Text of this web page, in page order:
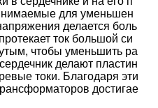
для уменьшен
делается боль
ток большой си
чтобы уменьшить ра
делают пластин
токи. Благодаря эти
достигае